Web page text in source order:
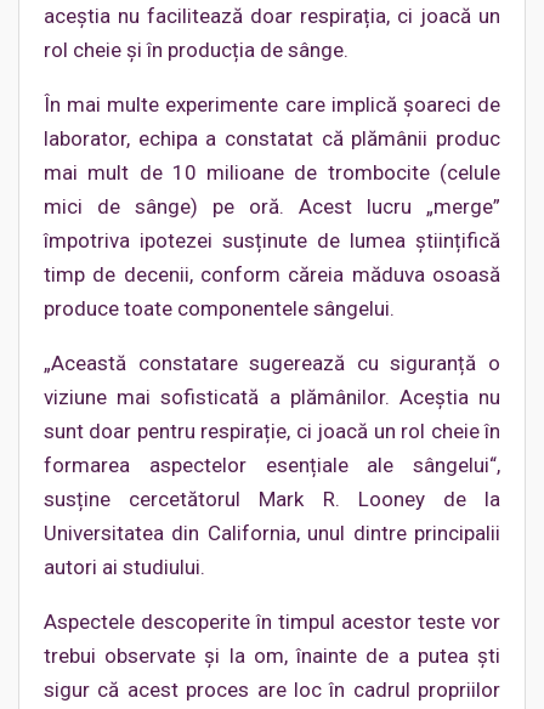
aceștia nu facilitează doar respirația, ci joacă un
rol cheie și în producția de sânge.
În mai multe experimente care implică șoareci de
laborator, echipa a constatat că plămânii produc
mai mult de 10 milioane de trombocite (celule
mici de sânge) pe oră. Acest lucru „merge”
împotriva ipotezei susținute de lumea științifică
timp de decenii, conform căreia măduva osoasă
produce toate componentele sângelui.
„Această constatare sugerează cu siguranță o
viziune mai sofisticată a plămânilor. Aceștia nu
sunt doar pentru respirație, ci joacă un rol cheie în
formarea aspectelor esențiale ale sângelui“,
susține cercetătorul Mark R. Looney de la
Universitatea din California, unul dintre principalii
autori ai studiului.
Aspectele descoperite în timpul acestor teste vor
trebui observate și la om, înainte de a putea ști
sigur că acest proces are loc în cadrul propriilor